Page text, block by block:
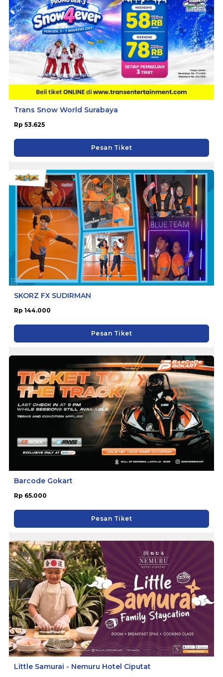
Trans Snow World Surabaya
Rp 53.625
Pesan Tiket
SKORZ FX SUDIRMAN
Rp 144.000
Pesan Tiket
Barcode Gokart
Rp 65.000
Pesan Tiket
Little Samurai - Nemuru Hotel Ciputat